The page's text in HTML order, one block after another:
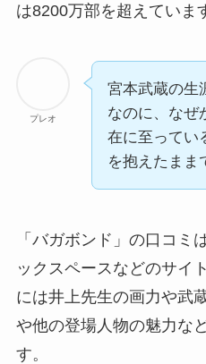
は8200万部を超え ていま
プレオ
宮本武蔵の生
なのに、なぜ
在に至ってい
を抱えたまま
「バガボンド」の口コミ
ックスペースなどのサイ
には井上先生の画力や武
や他の登場人物の魅力な
す。